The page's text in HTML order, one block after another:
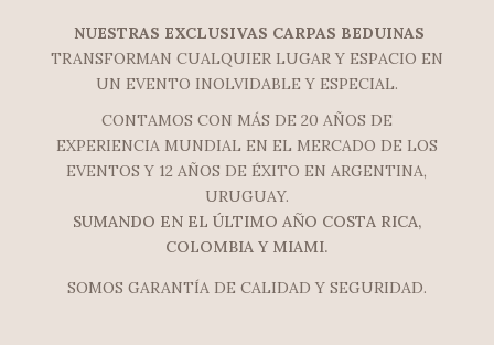
NUESTRAS EXCLUSIVAS CARPAS BEDUINAS
TRANSFORMAN CUALQUIER LUGAR Y ESPACIO EN
UN EVENTO INOLVIDABLE Y ESPECIAL.
CONTAMOS CON MÁS DE 20 AÑOS DE
EXPERIENCIA MUNDIAL EN EL MERCADO DE LOS
EVENTOS Y 12 AÑOS DE ÉXITO EN ARGENTINA,
URUGUAY.
SUMANDO EN EL ÚLTIMO AÑO COSTA RICA,
COLOMBIA Y MIAMI.
SOMOS GARANTÍA DE CALIDAD Y SEGURIDAD.